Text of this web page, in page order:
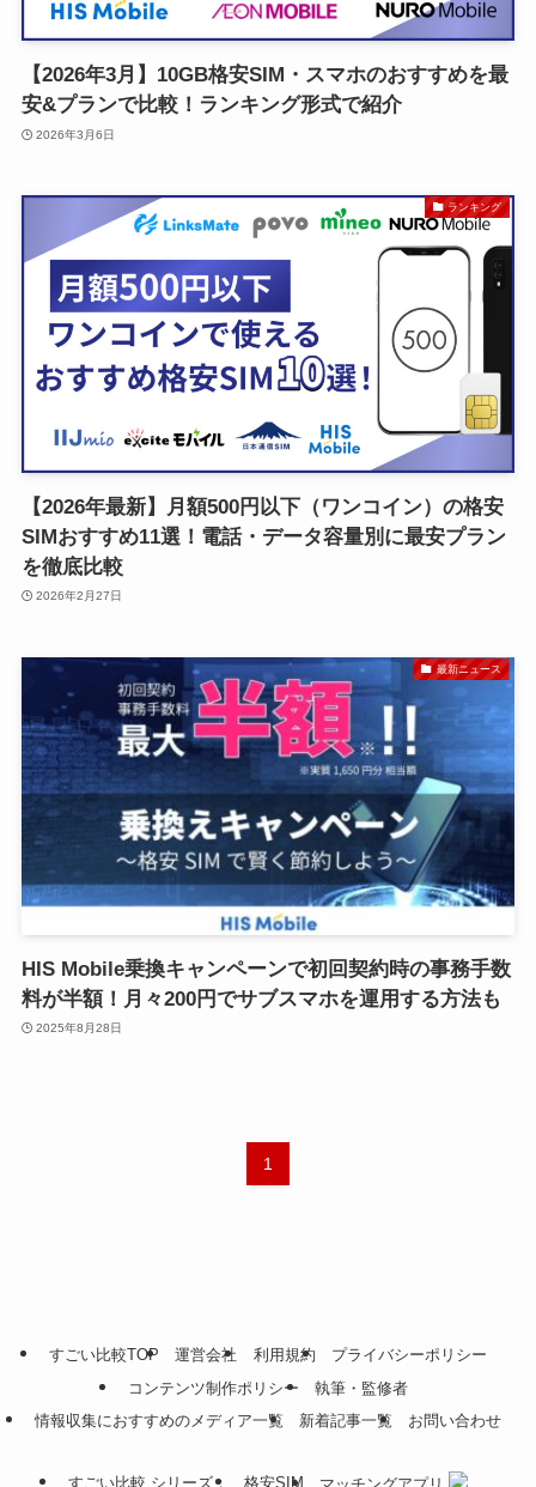
【2026年3月】10GB格安SIM・スマホのおすすめを最
安&プランで比較！ランキング形式で紹介
2026年3月6日
ランキング
【2026年最新】月額500円以下（ワンコイン）の格安
SIMおすすめ11選！電話・データ容量別に最安プラン
を徹底比較
2026年2月27日
最新ニュース
HIS Mobile乗換キャンペーンで初回契約時の事務手数
料が半額！月々200円でサブスマホを運用する方法も
2025年8月28日
1
すごい比較TOP 運営会社 利用規約
プライバシーポリシー
コンテンツ制作ポリシー
執筆・監修者
情報収集におすすめのメディア一覧
新着記事一覧 お問い合わせ
すごい比較 シリーズ： 格安SIM